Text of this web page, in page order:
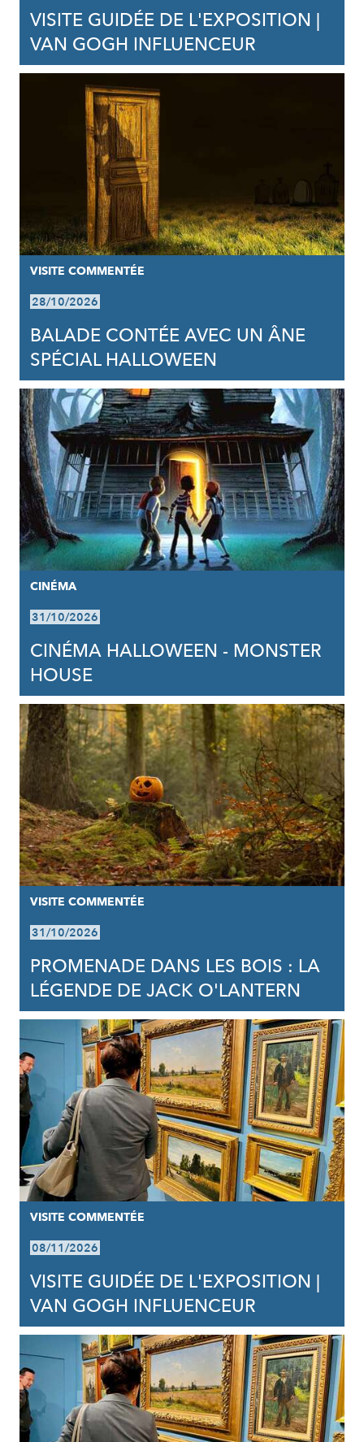
VISITE GUIDÉE DE L'EXPOSITION |
VAN GOGH INFLUENCEUR
VISITE COMMENTÉE
28/10/2026
BALADE CONTÉE AVEC UN ÂNE
SPÉCIAL HALLOWEEN
CINÉMA
31/10/2026
CINÉMA HALLOWEEN - MONSTER
HOUSE
VISITE COMMENTÉE
31/10/2026
PROMENADE DANS LES BOIS : LA
LÉGENDE DE JACK O'LANTERN
VISITE COMMENTÉE
08/11/2026
VISITE GUIDÉE DE L'EXPOSITION |
VAN GOGH INFLUENCEUR